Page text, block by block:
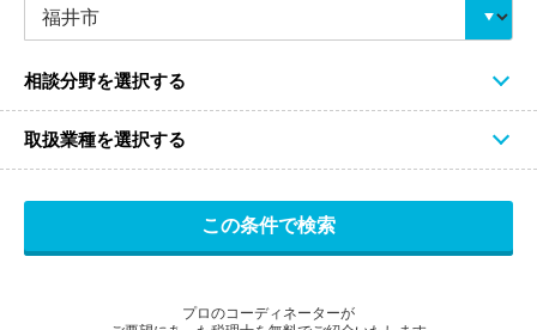
相談分野を選択する
取扱業種を選択する
プロのコーディネーターが